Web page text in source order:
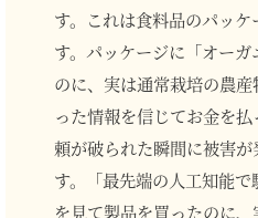
す。これは食料品のパッ
す。パッケージに「オー
のに、実は通常栽培の農
った情報を信じてお金を
頼が破られた瞬間に被害
す。「最先端の人工知能
を見て製品を買ったのに